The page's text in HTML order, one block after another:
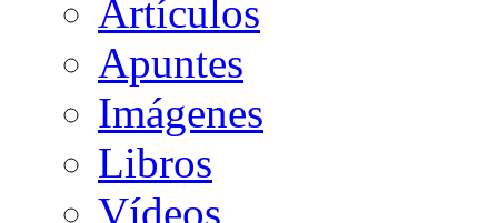
Artículos
Apuntes
Imágenes
Libros
Vídeos